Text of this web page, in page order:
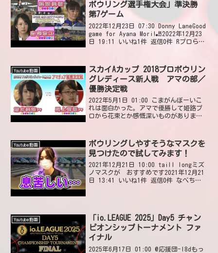
ボウリング選手権大会」準決勝
第7ゲーム
2022年12月23日 07:30 Donny LaneGood
game for Ayana Mori!🎳2022年12月23
日 19:11 いいね1件 返信0件 Rプロらし
Youtube動画
スカイAカップ 2018プロボウリン
グレディース新人戦 アマの部／
優勝決定戦
2022年5月1日 01:00 こまがんぼーいこ
れは面白かった。アマで優勝して姫路プ
ロから花束とか感慨深いものがありま
Youtube動画
ボウリングしやすそうなマスクを
見つけたので試してみます！
2021年12月21日 10:00 taill longミズ
ノマスクが おすすめです2021年12月21
日 13:41 いいね1件 返信0件 なべちゃ
Youtube動画
「io.LEAGUE 2025」Day5 チャン
ピオンシップトーナメント ファ
イナル
2025年6月17日 01:00 @応援団-l8dもっ